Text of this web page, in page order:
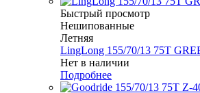
Быстрый просмотр
Нешипованные
Летняя
LingLong 155/70/13 75T
Нет в наличии
Подробнее